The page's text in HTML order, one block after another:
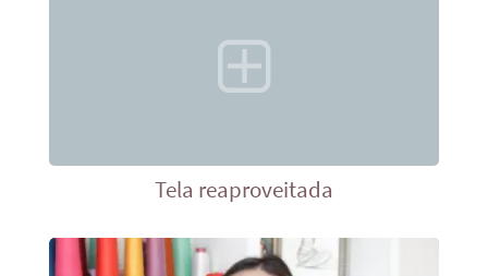
Tela reaproveitada